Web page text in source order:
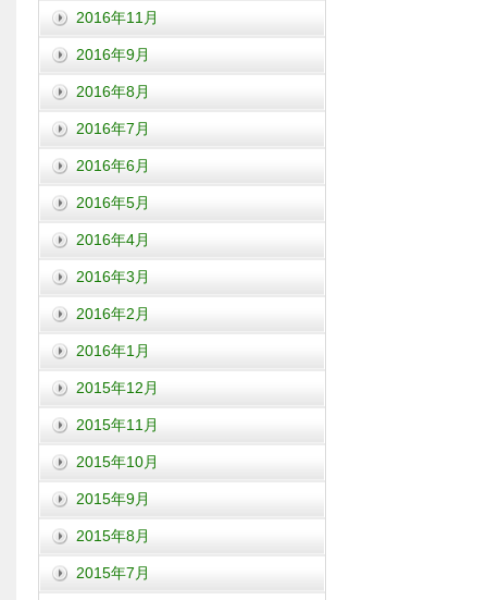
2016年11月
2016年9月
2016年8月
2016年7月
2016年6月
2016年5月
2016年4月
2016年3月
2016年2月
2016年1月
2015年12月
2015年11月
2015年10月
2015年9月
2015年8月
2015年7月